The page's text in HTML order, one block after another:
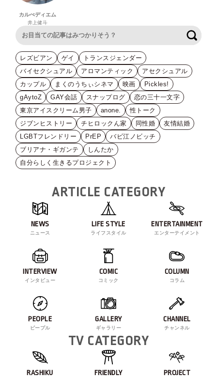
カルぺディエム
井上健斗
レズビアン ゲイ
トランスジェンダー
バイセクシュアル
アロマンティック
アセクシュアル
カップル
まくのうちぃシネマ 映画
Pickles!
gAytoZ
GAY会話 スナップログ
恋の三十一文字
東京アイスクリーム男子
anone.
性トーク
ジブンヒストリー
チヒロックん家 同性婚
友情結婚
LGBTフレンドリー
PrEP
バビ江ノビッチ
ブリアナ・ギガンテ
しんたか
自分らしく生きるプロジェクト
ARTICLE CATEGORY
NEWS
ニュース
LIFE STYLE
ライフスタイル
ENTERTAINMENT
エンターテイメント
INTERVIEW
インタビュー
COMIC
コミック
COLUMN
コラム
PEOPLE
ピープル
GALLERY
ギャラリー
CHANNEL
チャンネル
TV CATEGORY
RASHIKU FRIENDLY PROJECT